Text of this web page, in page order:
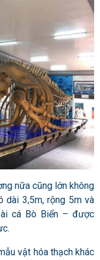
nữa cũng lớn không
dài 3,5m, rộng 5m và
cá Bò Biển – được
vật hóa thạch khác